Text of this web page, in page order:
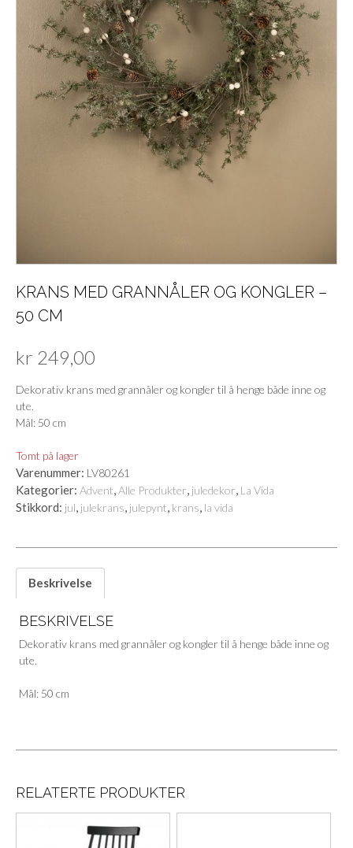
KRANS MED GRANNÅLER OG KONGLER –
50 CM
kr 249,00
Dekorativ krans med grannåler og kongler til å henge både inne og
ute.
Mål: 50 cm
Tomt på lager
Varenummer: LV80261
Kategorier: Advent,Alle Produkter, juledekor, La Vida
Stikkord: jul, julekrans, julepynt, krans, la vida
Beskrivelse
BESKRIVELSE
Dekorativ krans med grannåler og kongler til å henge både inne og
ute.
Mål: 50 cm
RELATERTE PRODUKTER